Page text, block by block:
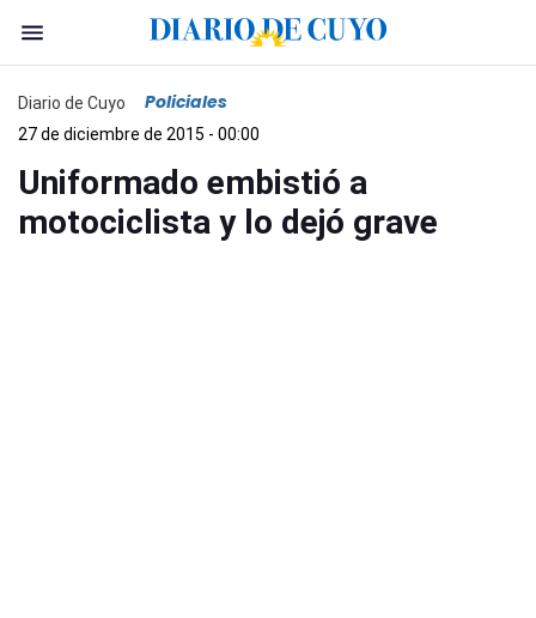
Diario de Cuyo Policiales
27 de diciembre de 2015 - 00:00
Uniformado embistió a
motociclista y lo dejó grave